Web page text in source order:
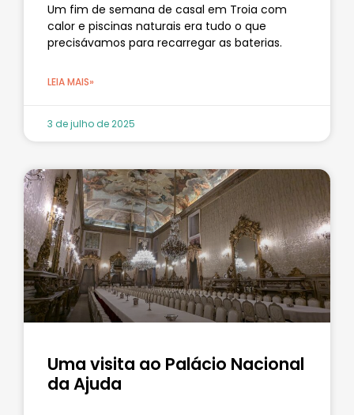
Um fim de semana de casal em Troia com
calor e piscinas naturais era tudo o que
precisávamos para recarregar as baterias.
LEIA MAIS»
3 de julho de 2025
Uma visita ao Palácio Nacional
da Ajuda